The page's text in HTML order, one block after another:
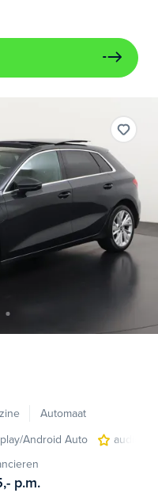
Automaat
Android Auto
audio
p.m.